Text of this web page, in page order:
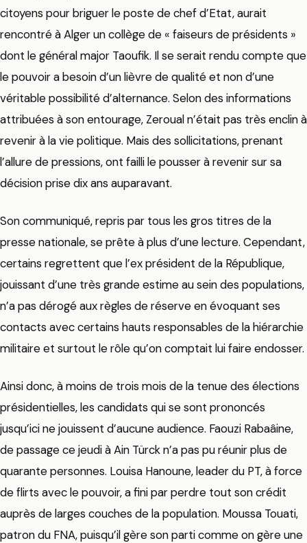
citoyens pour briguer le poste de chef d’Etat, aurait
rencontré à Alger un collège de « faiseurs de présidents »
dont le général major Taoufik. Il se serait rendu compte que
le pouvoir a besoin d’un lièvre de qualité et non d’une
véritable possibilité d’alternance. Selon des informations
attribuées à son entourage, Zeroual n’était pas très enclin à
revenir à la vie politique. Mais des sollicitations, prenant
l’allure de pressions, ont failli le pousser à revenir sur sa
décision prise dix ans auparavant.
Son communiqué, repris par tous les gros titres de la
presse nationale, se prête à plus d’une lecture. Cependant,
certains regrettent que l’ex président de la République,
jouissant d’une très grande estime au sein des populations,
n’a pas dérogé aux règles de réserve en évoquant ses
contacts avec certains hauts responsables de la hiérarchie
militaire et surtout le rôle qu’on comptait lui faire endosser.
Ainsi donc, à moins de trois mois de la tenue des élections
présidentielles, les candidats qui se sont prononcés
jusqu’ici ne jouissent d’aucune audience. Faouzi Rabaâine,
de passage ce jeudi à Ain Türck n’a pas pu réunir plus de
quarante personnes. Louisa Hanoune, leader du PT, à force
de flirts avec le pouvoir, a fini par perdre tout son crédit
auprès de larges couches de la population. Moussa Touati,
patron du FNA, puisqu’il gère son parti comme on gère une